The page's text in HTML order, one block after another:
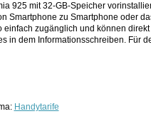
925 mit 32-GB-Speicher
Smartphone zu Smartphone oder
einfach zugänglich und können
in dem Informationsschreiben. Für
Handytarife